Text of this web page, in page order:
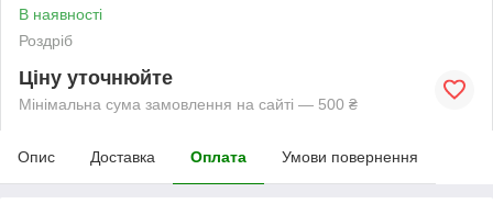
В наявності
Роздріб
Ціну уточнюйте
Мінімальна сума замовлення на сайті — 500 ₴
Опис Доставка Оплата Умови повернення